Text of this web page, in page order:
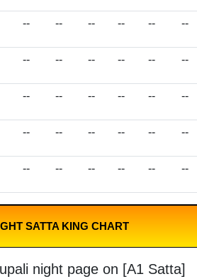
-- -- -- -- -- --
-- -- -- -- -- --
-- -- -- -- -- --
-- -- -- -- -- --
-- -- -- -- -- --
SATTA KING CHART
night page on [A1 Satta]